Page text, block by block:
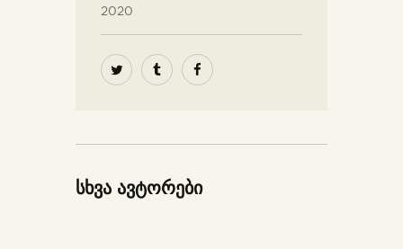
2020
სხვა ავტორები